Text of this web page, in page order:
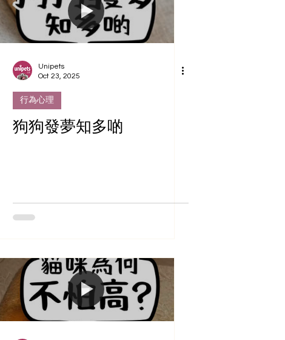
Unipets
Oct 23, 2025
行為心理
狗狗發夢知多啲